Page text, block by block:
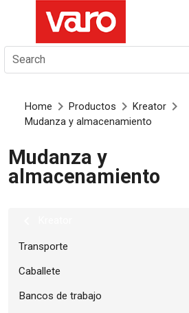
Search
Home Productos
Kreator
Mudanza y almacenamiento
Mudanza y
almacenamiento
Transporte
Caballete
Bancos de trabajo